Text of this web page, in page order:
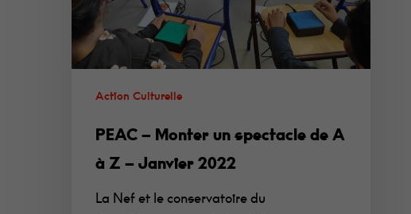
Action Culturelle
PEAC – Monter un spectacle de A
à Z – Janvier 2022
La Nef et le conservatoire du